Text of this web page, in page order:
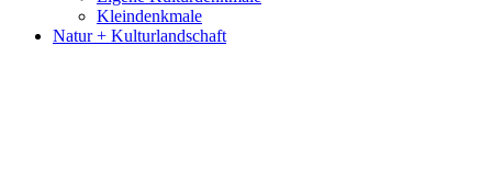
Kleindenkmale
Natur + Kulturlandschaft